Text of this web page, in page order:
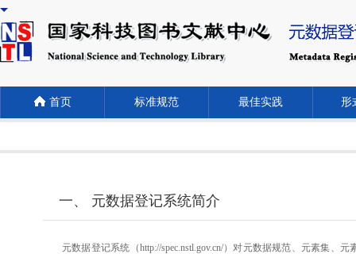
首页 标准规范 最佳实践 形
一、 元数据登记系统简介
元数据登记系统（http://spec.nstl.gov.cn/）对元数据规范、元素集